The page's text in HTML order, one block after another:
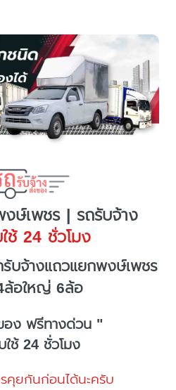
ษ์เพชร | รถรับจ้าง
ช้ 24 ชั่วโมง
บจ้างแถวแยกพงษ์เพชร
ล้อใหญ่ 6ล้อ
ง ฟรีทางด่วน "
ช้ 24 ชั่วโมง
คุยกันก่อนได้นะครับ